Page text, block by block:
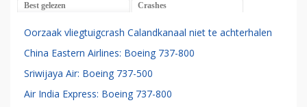
Best gelezen Crashes
Oorzaak vliegtuigcrash Calandkanaal niet te achterhalen
China Eastern Airlines: Boeing 737-800
Sriwijaya Air: Boeing 737-500
Air India Express: Boeing 737-800